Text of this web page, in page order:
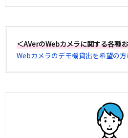
＜AVerのWebカメラに関する各種
Webカメラのデモ機貸出を希望の方